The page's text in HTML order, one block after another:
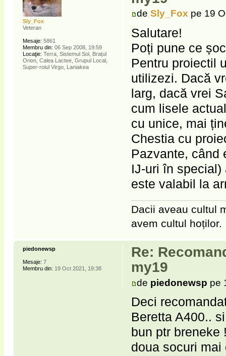
deSly_Fox pe 19
Salutare!
Poți pune ce
Pentru proiectil
utilizezi. Dacă
larg, dacă vrei
cum lisele
cu unice, mai
Chestia cu
Pazvante, când
IJ-uri în
este valabil la
Dacii aveau cultul
avem cultul hoților.
Sly_Fox
Veteran
Mesaje: 5861
Membru din: 06 Sep 2008, 19:59
Locaţie: Terra, Sistemul Sol, Brațul
Orion, Calea Lactee, Grupul Local,
Super-roiul Virgo, Laniakea
Re:
my19
de piedonewsp pe
Deci
Beretta A400..
bun ptr breneke
doua socuri
piedonewsp
Mesaje: 7
Membru din: 19 Oct 2021, 19:38